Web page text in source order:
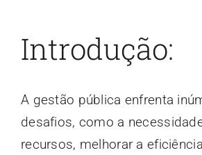
Introdução:
A gestão pública enfrenta
desafios, como a
recursos, melhorar a